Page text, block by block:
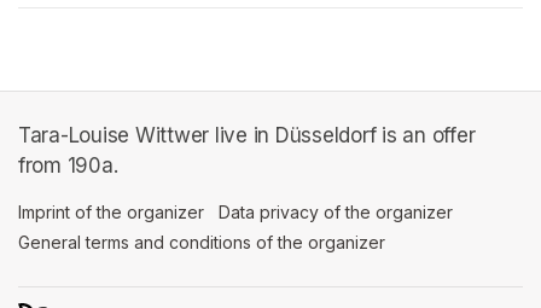
Tara-Louise Wittwer live in Düsseldorf is an offer
from 190a.
Imprint of the organizer (opens in a new tab)
Data privacy of the organizer
General terms and conditions of the organizer